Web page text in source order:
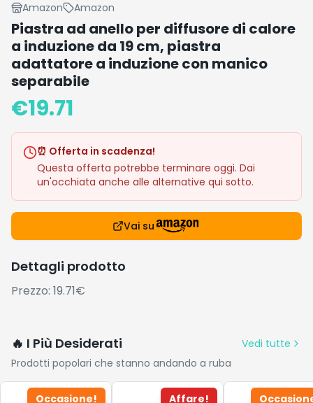
Amazon Amazon
Piastra ad anello per diffusore di calore
a induzione da 19 cm, piastra
adattatore a induzione con manico
separabile
€19.71
⏰ Offerta in scadenza!
Questa offerta potrebbe terminare oggi. Dai
un'occhiata anche alle alternative qui sotto.
Vai su
Dettagli prodotto
Prezzo: 19.71€
🔥 I Più Desiderati
Vedi tutte
Prodotti popolari che stanno andando a ruba
Occasione! Affare!